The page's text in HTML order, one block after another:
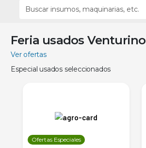
Feria usados Venturino
Ver ofertas
Especial usados seleccionados
Ofertas Especiales